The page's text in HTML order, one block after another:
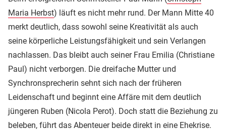
Maria Herbst) läuft es nicht mehr rund. Der Mann Mitte 40
merkt deutlich, dass sowohl seine Kreativität als auch
seine körperliche Leistungsfähigkeit und sein Verlangen
nachlassen. Das bleibt auch seiner Frau Emilia (Christiane
Paul) nicht verborgen. Die dreifache Mutter und
Synchronsprecherin sehnt sich nach der früheren
Leidenschaft und beginnt eine Affäre mit dem deutlich
jüngeren Ruben (Nicola Perot). Doch statt die Beziehung zu
beleben, führt das Abenteuer beide direkt in eine Ehekrise.